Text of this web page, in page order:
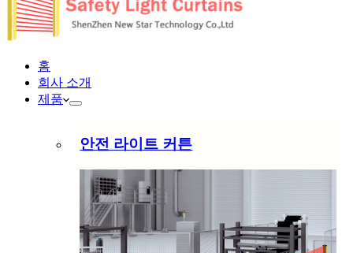
홈
회사 소개
제품
안전 라이트 커튼